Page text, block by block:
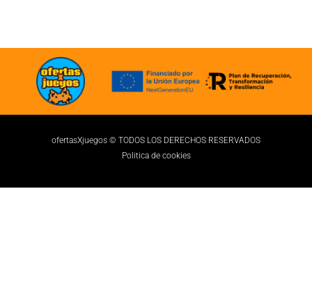
ofertasXjuegos © TODOS LOS DERECHOS RESERVADOS
Politica de cookies